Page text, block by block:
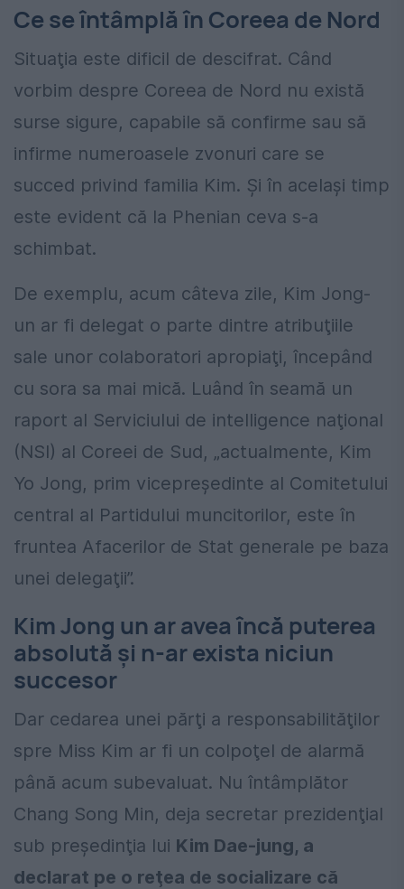
Ce se întâmplă în Coreea de Nord
Situaţia este dificil de descifrat. Când
vorbim despre Coreea de Nord nu există
surse sigure, capabile să confirme sau să
infirme numeroasele zvonuri care se
succed privind familia Kim. Şi în acelaşi timp
este evident că la Phenian ceva s-a
schimbat.
De exemplu, acum câteva zile, Kim Jong-
un ar fi delegat o parte dintre atribuţiile
sale unor colaboratori apropiaţi, începând
cu sora sa mai mică. Luând în seamă un
raport al Serviciului de intelligence naţional
(NSI) al Coreei de Sud, „actualmente, Kim
Yo Jong, prim vicepreşedinte al Comitetului
central al Partidului muncitorilor, este în
fruntea Afacerilor de Stat generale pe baza
unei delegaţii”.
Kim Jong un ar avea încă puterea
absolută şi n-ar exista niciun
succesor
Dar cedarea unei părţi a responsabilităţilor
spre Miss Kim ar fi un colpoţel de alarmă
până acum subevaluat. Nu întâmplător
Chang Song Min, deja secretar prezidenţial
sub preşedinţia lui Kim Dae-jung, a
declarat pe o reţea de socializare că